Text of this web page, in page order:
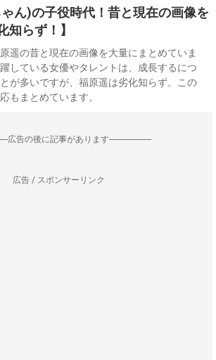
ん)の子役時代！昔と現在の画像を
知らず！】
遥の昔と現在の画像を大量にまとめていま
している女優やタレントは、成長するにつ
が多いですが、福原遥は劣化知らず。この
もまとめています。
広告の後に記事があります--------------------
広告 / スポンサーリンク